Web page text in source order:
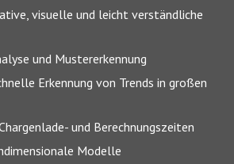
visuelle und leicht verständliche
und Mustererkennung
Erkennung von Trends in großen
und Berechnungszeiten
Modelle